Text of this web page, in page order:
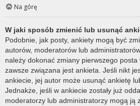
Na górę
W jaki sposób zmienić lub usunąć
Podobnie, jak posty, ankiety mogą być
autorów, moderatorów lub
należy dokonać zmiany pierwszego posta
zawsze związana jest ankieta. Jeśli nikt
ankiecie, jej autor może usunąć ankietę
Jednakże, jeśli w ankiecie zostały już
moderatorzy lub administratorzy mogą ją